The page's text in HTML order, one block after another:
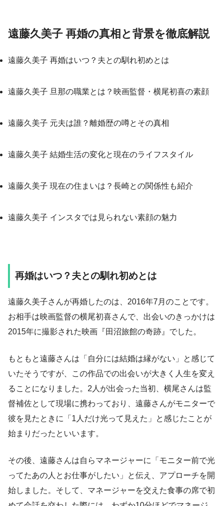
遠藤久美子 再婚の真相と背景を徹底解説
遠藤久美子 再婚はいつ？夫との馴れ初めとは
遠藤久美子 旦那の職業とは？映画監督・横尾初喜の素顔
遠藤久美子 元夫は誰？離婚歴の噂とその真相
遠藤久美子 結婚生活の変化と現在のライフスタイル
遠藤久美子 現在の住まいは？長崎との関係性も紹介
遠藤久美子 インスタでは見られない素顔の魅力
再婚はいつ？夫との馴れ初めとは
遠藤久美子さんが再婚したのは、2016年7月のことです。
お相手は映画監督の横尾初喜さんで、出会いのきっかけは
2015年に撮影された映画『田沼旅館の奇跡』でした。
もともと遠藤さんは「自分には結婚は縁がない」と感じて
いたそうですが、この作品での出会いが大きく人生を変え
ることになりました。2人が出会った当初、横尾さんは監
督補佐として現場に携わっており、遠藤さんがモニターで
彼を見たときに「1人だけ光って見えた」と感じたことが
始まりだったといいます。
その後、遠藤さんは自らマネージャーに「モニター前で光
ってたあの人とお仕事がしたい」と伝え、アプローチを開
始しました。そして、マネージャーを交えた食事の席で初